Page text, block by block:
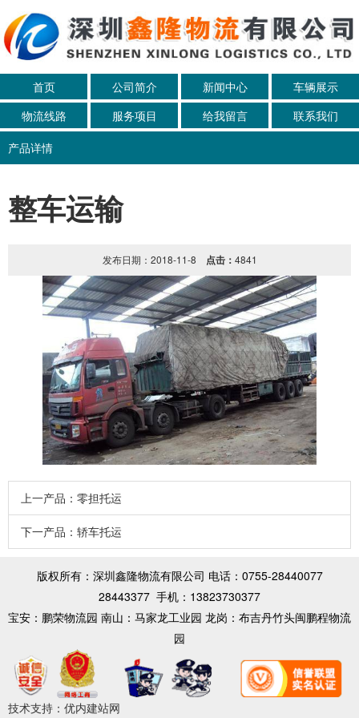
首页 公司简介 新闻中心
车辆展示
物流线路
服务项目 给我留言
联系我们
产品详情
整车运输
发布日期：2018-11-8 点击： 4841
上一产品： 零担托运
下一产品： 轿车托运
版权所有：深圳鑫隆物流有限公司 电话：0755-28440077
28443377 手机： 13823730377
宝安：鹏荣物流园 南山：马家龙工业园 龙岗：布吉丹竹头闽鹏程物流
园
技术支持： 优内建站网